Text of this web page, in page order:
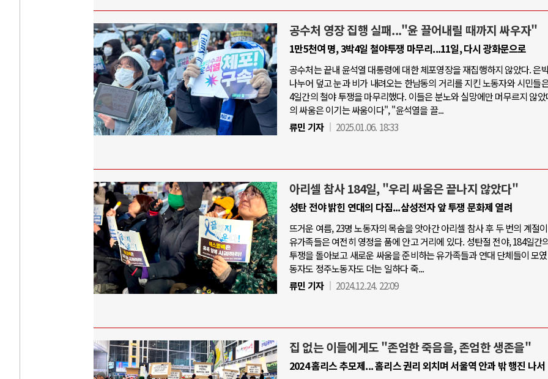
공수처 영장 집행 실패..."윤 끌어내릴 때까지 싸우자"
1만5천여 명, 3박4일 철야투쟁 마무리...11일, 다시 광화문으로
공수처는 끝내 윤석열 대통령에 대한 체포영장을 재집행하지 않았다. 은
나누어 덮고 눈과 비가 내려오는 한남동의 거리를 지킨 노동자와 시민들
4일간의 철야 투쟁을 마무리했다. 이들은 분노와 실망에만 머무르지 않
의 싸움은 이기는 싸움이다", "윤석열을 끌...
류민 기자
2025.01.06. 18:33
아리셀 참사 184일, "우리 싸움은 끝나지 않았다"
성탄 전야 밝힌 연대의 다짐...삼성전자 앞 투쟁 문화제 열려
뜨거운 여름, 23명 노동자의 목숨을 앗아간 아리셀 참사 후 두 번의 계절
유가족들은 여전히 영정을 품에 안고 거리에 있다. 성탄절 전야, 184일간
투쟁을 돌아보고 새로운 싸움을 준비하는 유가족들과 연대 단체들이 모
동자도 정주노동자도 더는 일하다 죽...
류민 기자
2024.12.24. 22:09
집 없는 이들에게도 "존엄한 죽음을, 존엄한 생존을"
2024 홈리스 추모제... 홈리스 권리 외치며 서울역 안과 밖 행진 나서